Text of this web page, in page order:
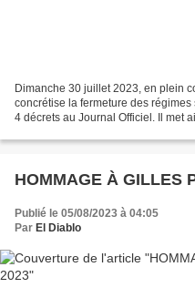
Dimanche 30 juillet 2023, en plein
concrétise la fermeture des
4 décrets au Journal Officiel. Il met
HOMMAGE À GILLES
Publié le 05/08/2023 à 04:05
Par El Diablo